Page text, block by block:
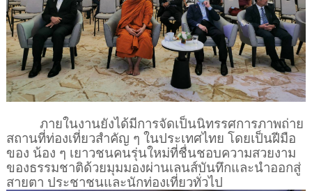
ภายในงานยังได้มีการจัดเป็นนิทรรศการภาพถ่าย
สถานที่ท่องเที่ยวสำคัญ ๆ ในประเทศไทย โดยเป็นฝีมือ
ของ น้อง ๆ เยาวชนคนรุ่นใหม่ที่ชื่นชอบความสวยงาม
ของธรรมชาติด้วยมุมมองผ่านเลนส์บันทึกและนำออกสู่
สายตา ประชาชนและนักท่องเที่ยวทั่วไป